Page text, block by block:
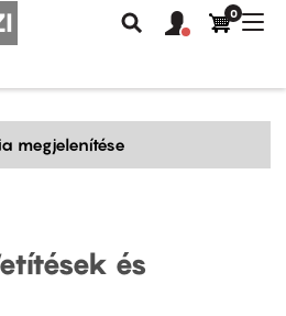
Keresés
Felhasználói
fiók
0
megjelenítése
és